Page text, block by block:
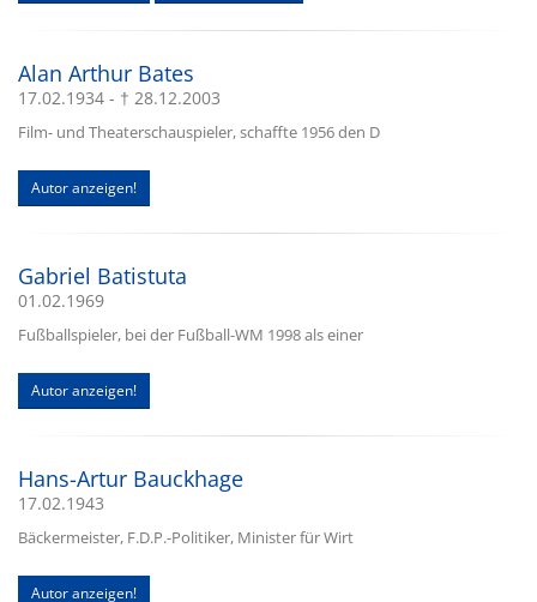
Alan Arthur Bates
17.02.1934 - † 28.12.2003
Film- und Theaterschauspieler, schaffte 1956 den D
Autor anzeigen!
Gabriel Batistuta
01.02.1969
Fußballspieler, bei der Fußball-WM 1998 als einer
Autor anzeigen!
Hans-Artur Bauckhage
17.02.1943
Bäckermeister, F.D.P.-Politiker, Minister für Wirt
Autor anzeigen!